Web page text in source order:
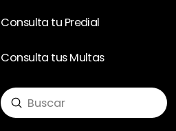
Consulta tu Predial
Consulta tus Multas
Search
Submit